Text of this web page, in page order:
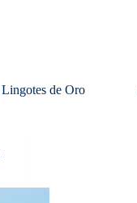
Lingotes de Oro